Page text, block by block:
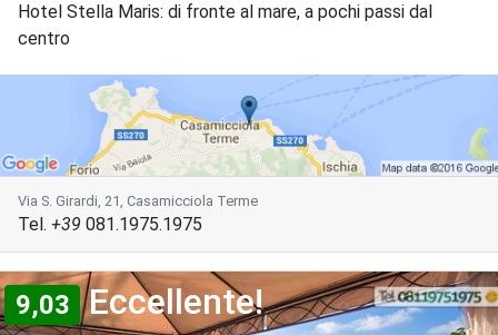
Hotel Stella Maris: di fronte al mare, a pochi passi dal
centro
Via S. Girardi, 21, Casamicciola Terme
Tel. +39 081.1975.1975
9,03 Eccellente!